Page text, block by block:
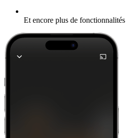
Et encore plus de fonctionnalités